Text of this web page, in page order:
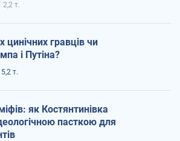
2,2 т.
цинічних гравців чи
і Путіна?
т.
як Костянтинівка
пасткою для